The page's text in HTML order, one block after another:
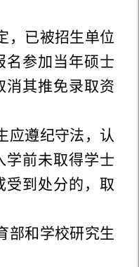
，已被招生单位
名参加当年硕士
消其推免录取资
应遵纪守法，认
学前未取得学士
受到处分的，取
部和学校研究生